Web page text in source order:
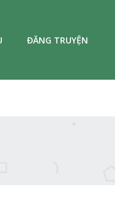
ĐĂNG TRUYỆN